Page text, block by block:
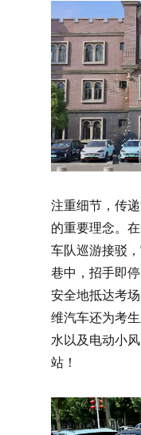
注重细节，传
的重要理念。
车队巡游接驳
巷中，招手即
安全地抵达考
维汽车还为考
水以及电动小
站！